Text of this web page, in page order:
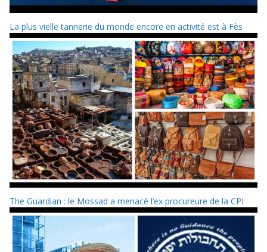
La plus vielle tannerie du monde encore en activité est à Fès
The Guardian : le Mossad a menacé l’ex procureure de la CPI